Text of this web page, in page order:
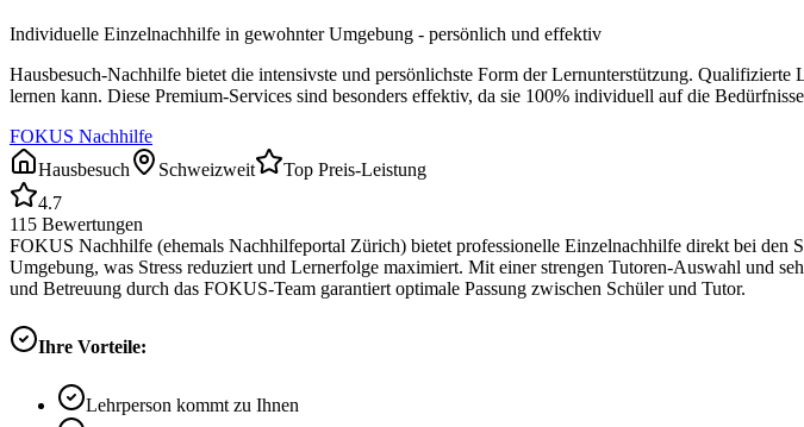
Individuelle Einzelnachhilfe in gewohnter Umgebung - persönlich und effektiv
Hausbesuch-Nachhilfe bietet die intensivste und persönlichste Form der Lernunterstützung.
lernen kann. Diese Premium-Services sind besonders effektiv, da sie 100% individuell auf die
FOKUS Nachhilfe
Hausbesuch
Schweizweit
Top Preis-Leistung
4.7
115 Bewertungen
FOKUS Nachhilfe (ehemals Nachhilfeportal Zürich) bietet professionelle Einzelnachhilfe direkt bei den
Umgebung, was Stress reduziert und Lernerfolge maximiert. Mit einer strengen Tutoren-Auswahl und
und Betreuung durch das FOKUS-Team garantiert optimale Passung zwischen Schüler und Tutor.
Ihre Vorteile:
Lehrperson kommt zu Ihnen